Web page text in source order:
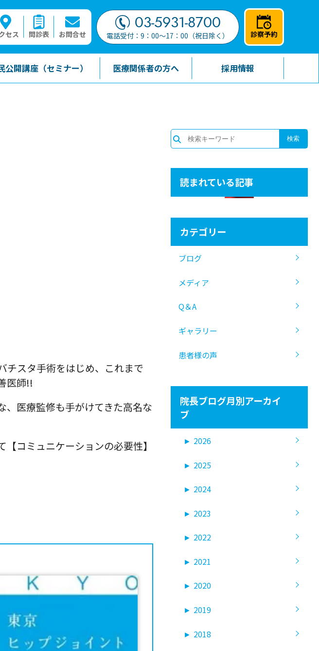
03-5931-8700
電話受付：9：00～17：00（祝日除く） 診察予約
セス 問診表 お問合せ
公開講座（セミナー） 医療関係者の方へ 採用情報
チスタ手術をはじめ、これまで
医師!!
、医療監修も手がけてきた高名な
コミュニケーションの必要性】
読まれている記事
カテゴリー
ブログ
メディア
Q＆A
ギャラリー
患者様の声
院長ブログ月別アーカイ
ブ
► 2026
► 2025
► 2024
► 2023
► 2022
► 2021
► 2020
► 2019
► 2018